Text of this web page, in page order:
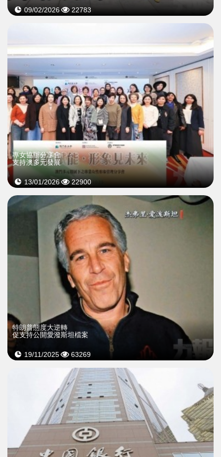
09/02/2026 22783
專女協辦分享會
支持澳多元發展
13/01/2026 22900
特朗普態度大逆轉
促支持公開愛潑斯坦檔案
19/11/2025 63269